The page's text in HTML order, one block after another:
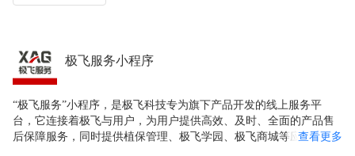
极飞服务小程序
“极飞服务”小程序，是极飞科技专为旗下产品开发的线上服务平
台，它连接着极飞与用户，为用户提供高效、及时、全面的产品售
后保障服务，同时提供植保管理、极飞学园、极飞商城等应用，方
查看更多